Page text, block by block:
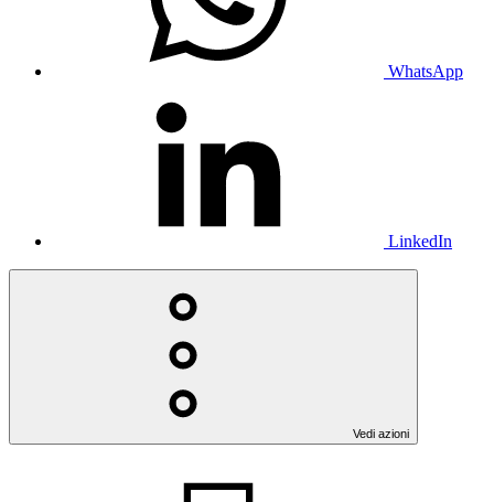
WhatsApp
LinkedIn
Vedi azioni